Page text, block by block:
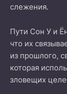
слежения.
Пути Сон У и
что их
из прошлого,
которая
зловещих